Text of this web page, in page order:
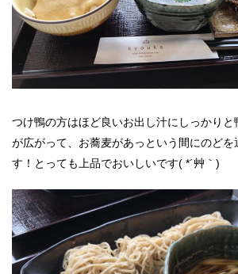
つけ鴨の方はほど良いお出し汁にしっかりと
が広がって、お蕎麦があっという間にのどを
す！とっても上品でおいしいです( *´艸｀)